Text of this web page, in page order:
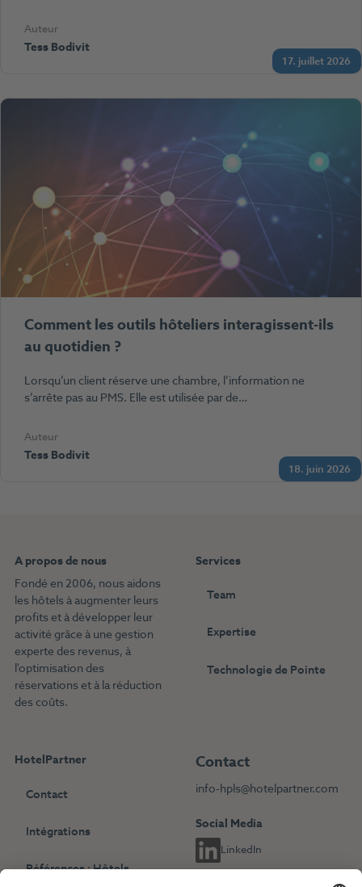
17. juillet 2026
Auteur
Tess Bodivit
18. juin 2026
Comment les outils hôteliers interagissent-ils
au quotidien ?
Lorsqu’un client réserve une chambre, l’information ne
s’arrête pas au PMS. Elle est utilisée par de…
Auteur
Tess Bodivit
A propos de nous
Fondé en 2006, nous aidons
les hôtels à augmenter leurs
profits et à développer leur
activité grâce à une gestion
experte des revenus, à
l'optimisation des
réservations et à la réduction
des coûts.
Services
Team
Expertise
Technologie de Pointe
HotelPartner
Contact
Intégrations
Références : Hôtels
Contact
info-hpls@hotelpartner.com
Social Media
LinkedIn